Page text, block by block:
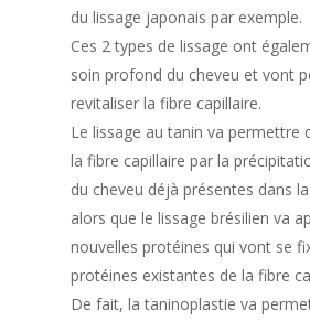
du lissage japonais par exemple.
Ces 2 types de lissage ont
soin profond du cheveu et vont
revitaliser la fibre capillaire.
Le lissage au tanin va permettre
la fibre capillaire par la
du cheveu déjà présentes dans
alors que le lissage brésilien va
nouvelles protéines qui vont se
protéines existantes de la fibre
De fait, la taninoplastie va